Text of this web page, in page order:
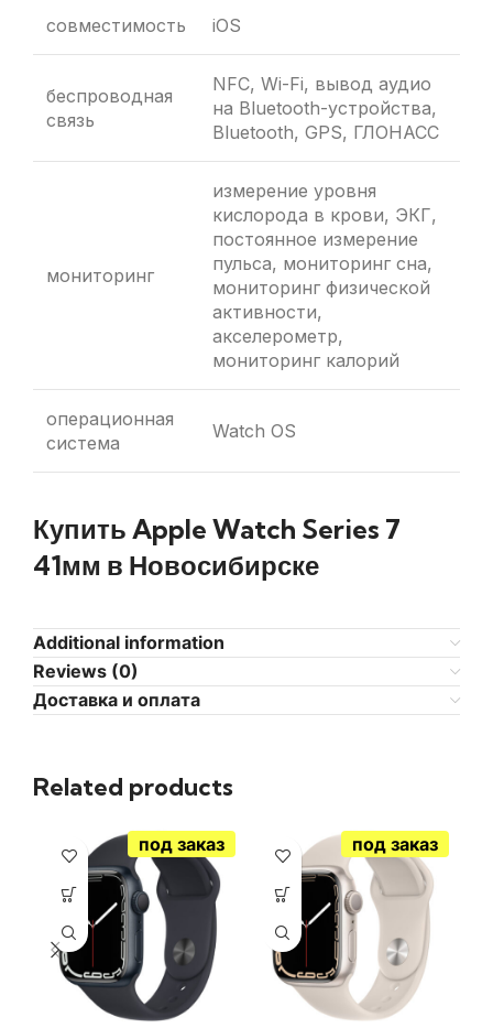
совместимость iOS
беспроводная
связь
NFC, Wi-Fi, вывод аудио
на Bluetooth-устройства,
Bluetooth, GPS, ГЛОНАСC
мониторинг
измерение уровня
кислорода в крови, ЭКГ,
постоянное измерение
пульса, мониторинг сна,
мониторинг физической
активности,
акселерометр,
мониторинг калорий
операционная
система
Watch OS
Купить Apple Watch Series 7
41мм в Новосибирске
Additional information
Reviews (0)
Доставка и оплата
Related products
под заказ под заказ